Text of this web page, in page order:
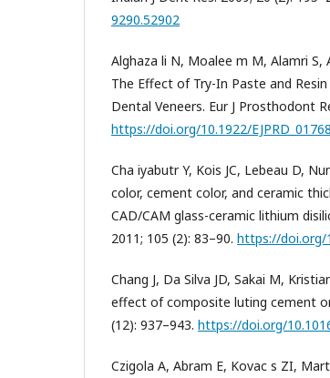
9290.52902
Alghaza li N, Moalee m M, Alamri S,
The Effect of Try-In Paste and
Dental Veneers. Eur J Prosthodont
https://doi.org/10.1922/
Cha iyabutr Y, Kois JC, Lebeau D,
color, cement color, and ceramic
CAD/CAM glass-ceramic lithium
2011; 105 (2): 83–90. https://doi.org/
Chang J, Da Silva JD, Sakai M,
effect of composite luting cement
(12): 937–943. https://doi.org/
Czigola A, Abram E, Kovac s ZI,